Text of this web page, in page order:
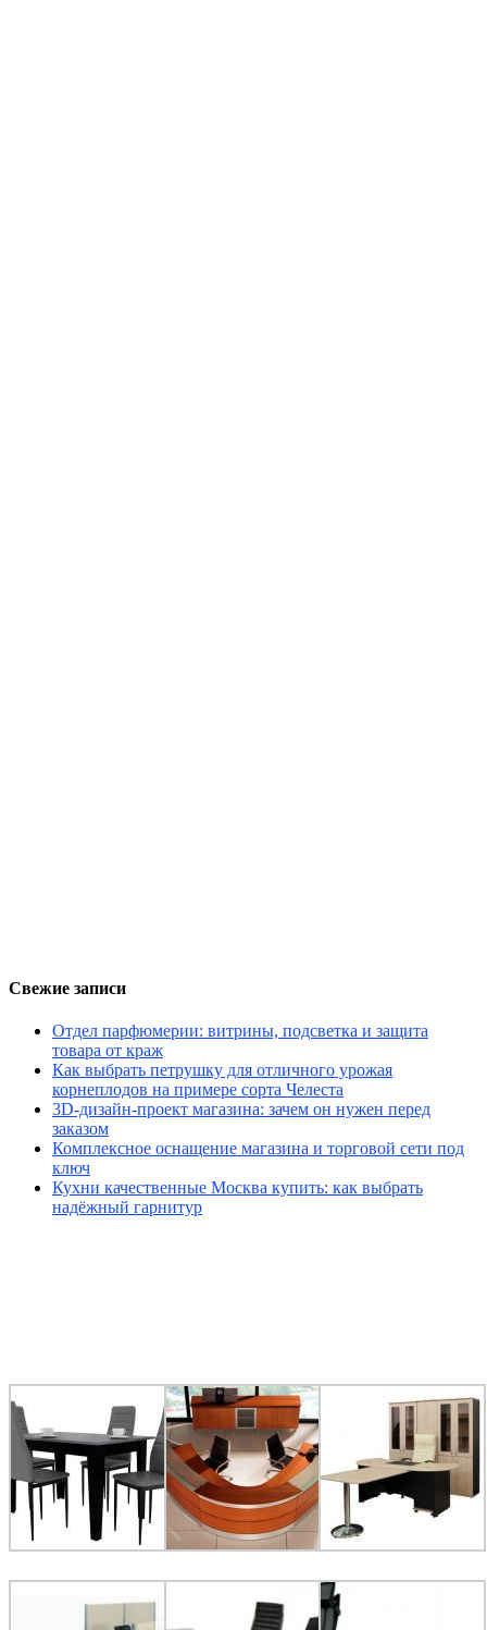
Свежие записи
Отдел парфюмерии: витрины, подсветка и защита
товара от краж
Как выбрать петрушку для отличного урожая
корнеплодов на примере сорта Челеста
3D-дизайн-проект магазина: зачем он нужен перед
заказом
Комплексное оснащение магазина и торговой сети под
ключ
Кухни качественные Москва купить: как выбрать
надёжный гарнитур